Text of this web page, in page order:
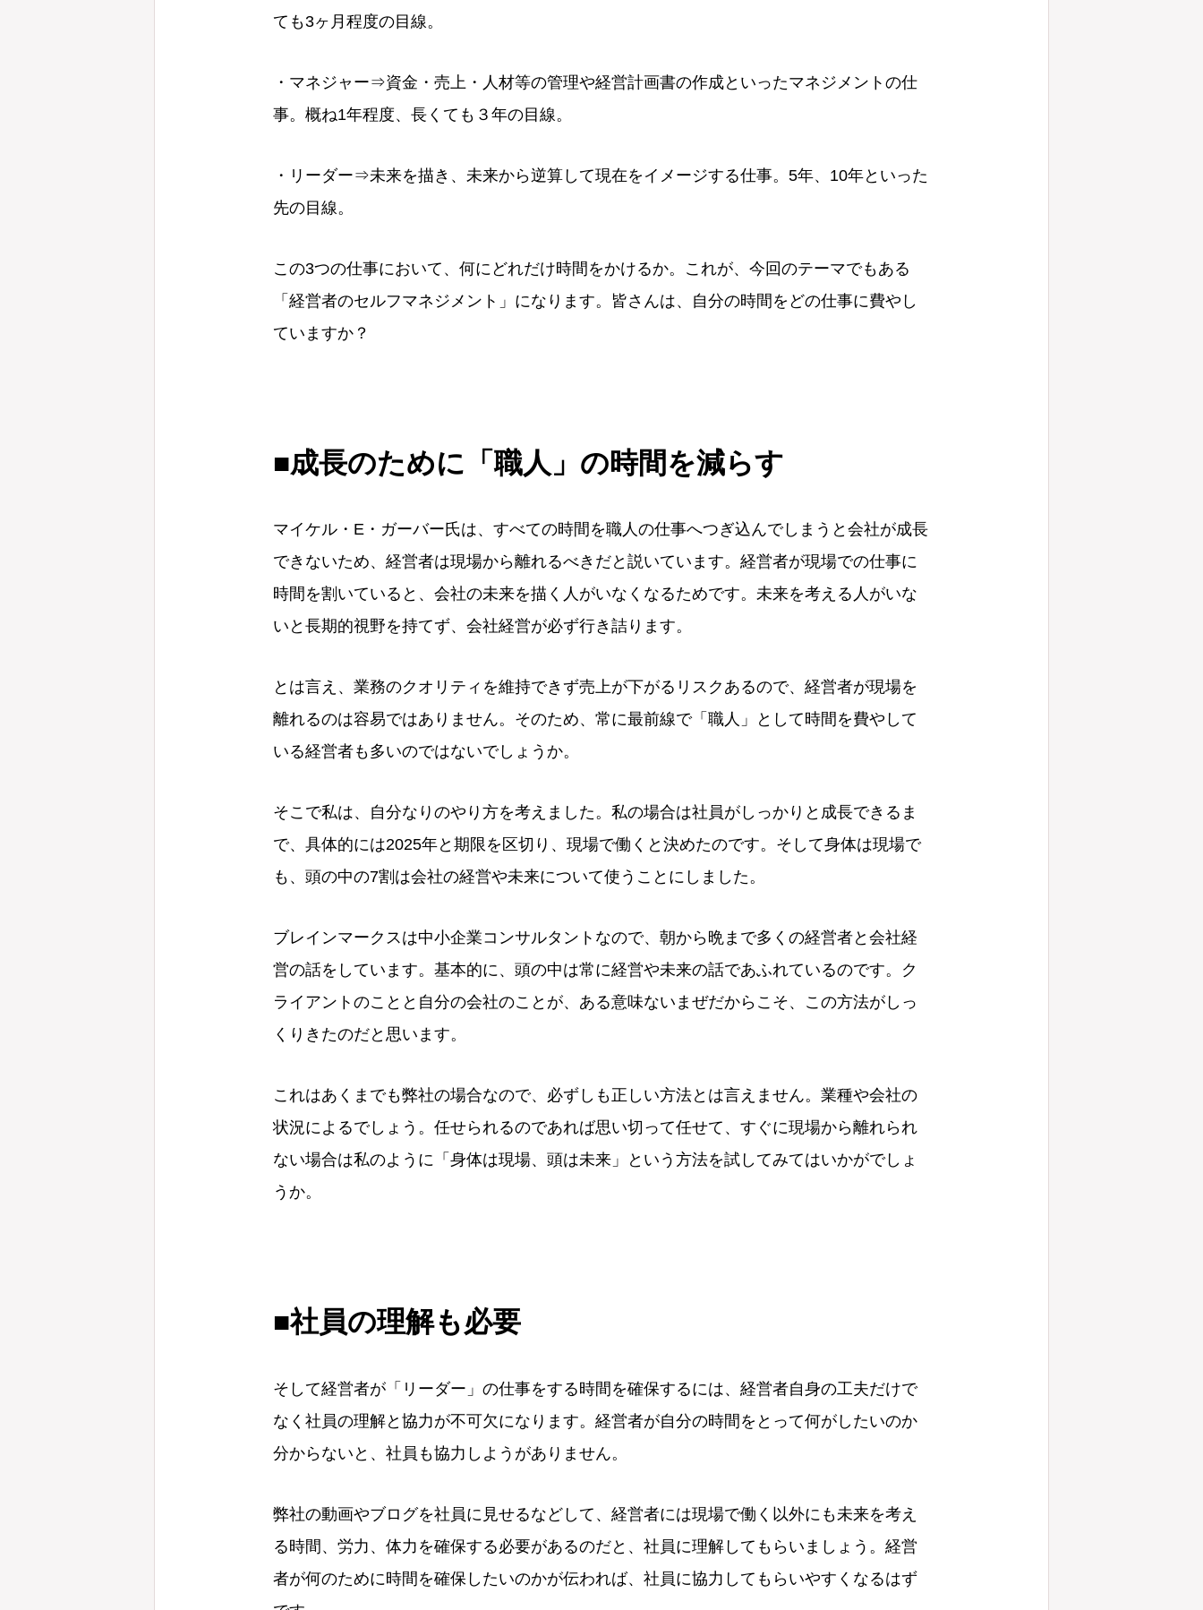
ても3ヶ月程度の目線。
・マネジャー⇒資金・売上・人材等の管理や経営計画書の作成といったマネジメントの仕
事。概ね1年程度、長くても３年の目線。
・リーダー⇒未来を描き、未来から逆算して現在をイメージする仕事。5年、10年といった
先の目線。
この3つの仕事において、何にどれだけ時間をかけるか。これが、今回のテーマでもある
「経営者のセルフマネジメント」になります。皆さんは、自分の時間をどの仕事に費やし
ていますか？
■成長のために「職人」の時間を減らす
マイケル・E・ガーバー氏は、すべての時間を職人の仕事へつぎ込んでしまうと会社が成長
できないため、経営者は現場から離れるべきだと説いています。経営者が現場での仕事に
時間を割いていると、会社の未来を描く人がいなくなるためです。未来を考える人がいな
いと長期的視野を持てず、会社経営が必ず行き詰ります。
とは言え、業務のクオリティを維持できず売上が下がるリスクあるので、経営者が現場を
離れるのは容易ではありません。そのため、常に最前線で「職人」として時間を費やして
いる経営者も多いのではないでしょうか。
そこで私は、自分なりのやり方を考えました。私の場合は社員がしっかりと成長できるま
で、具体的には2025年と期限を区切り、現場で働くと決めたのです。そして身体は現場で
も、頭の中の7割は会社の経営や未来について使うことにしました。
ブレインマークスは中小企業コンサルタントなので、朝から晩まで多くの経営者と会社経
営の話をしています。基本的に、頭の中は常に経営や未来の話であふれているのです。ク
ライアントのことと自分の会社のことが、ある意味ないまぜだからこそ、この方法がしっ
くりきたのだと思います。
これはあくまでも弊社の場合なので、必ずしも正しい方法とは言えません。業種や会社の
状況によるでしょう。任せられるのであれば思い切って任せて、すぐに現場から離れられ
ない場合は私のように「身体は現場、頭は未来」という方法を試してみてはいかがでしょ
うか。
■社員の理解も必要
そして経営者が「リーダー」の仕事をする時間を確保するには、経営者自身の工夫だけで
なく社員の理解と協力が不可欠になります。経営者が自分の時間をとって何がしたいのか
分からないと、社員も協力しようがありません。
弊社の動画やブログを社員に見せるなどして、経営者には現場で働く以外にも未来を考え
る時間、労力、体力を確保する必要があるのだと、社員に理解してもらいましょう。経営
者が何のために時間を確保したいのかが伝われば、社員に協力してもらいやすくなるはず